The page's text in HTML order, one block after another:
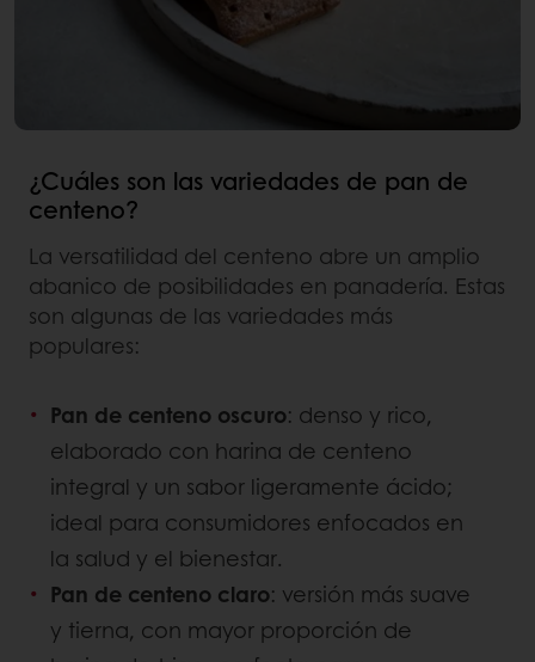
¿Cuáles son las variedades de pan de
centeno?
La versatilidad del centeno abre un amplio
abanico de posibilidades en panadería. Estas
son algunas de las variedades más
populares:
Pan de centeno oscuro: denso y rico,
elaborado con harina de centeno
integral y un sabor ligeramente ácido;
ideal para consumidores enfocados en
la salud y el bienestar.
Pan de centeno claro: versión más suave
y tierna, con mayor proporción de